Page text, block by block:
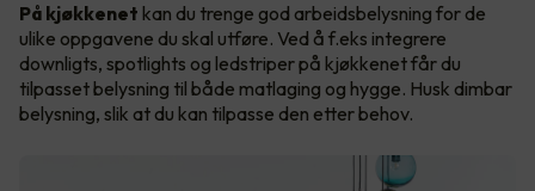
På kjøkkenet kan du trenge god arbeidsbelysning for de
ulike oppgavene du skal utføre. Ved å f.eks integrere
downligts, spotlights og ledstriper på kjøkkenet får du
tilpasset belysning til både matlaging og hygge. Husk dimbar
belysning, slik at du kan tilpasse den etter behov.